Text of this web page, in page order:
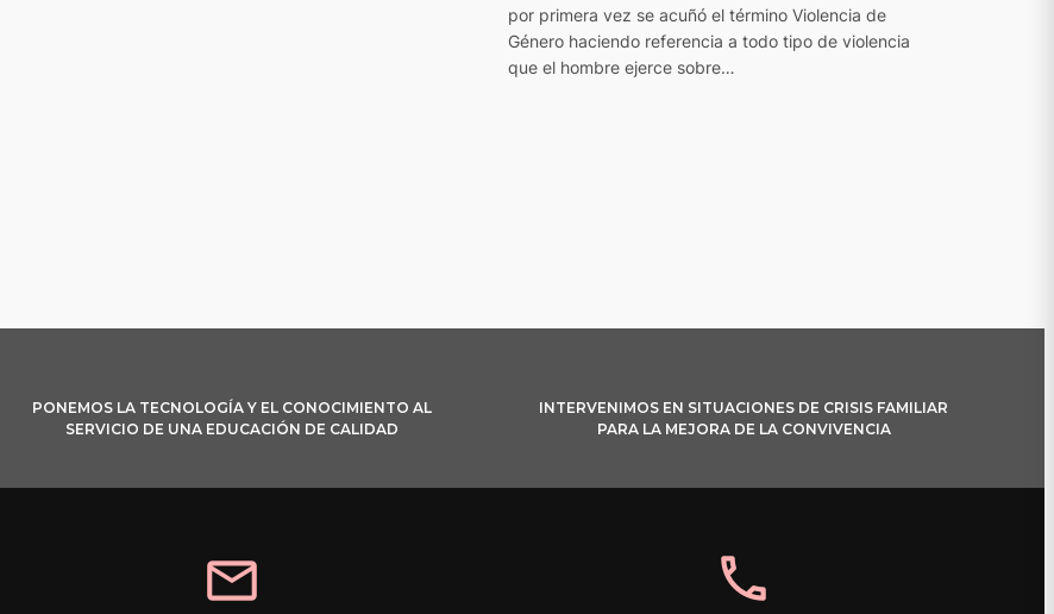
por primera vez se acuñó el término Violencia de
Género haciendo referencia a todo tipo de violencia
que el hombre ejerce sobre…
PONEMOS LA TECNOLOGÍA Y EL CONOCIMIENTO AL
SERVICIO DE UNA EDUCACIÓN DE CALIDAD
INTERVENIMOS EN SITUACIONES DE CRISIS FAMILIAR
PARA LA MEJORA DE LA CONVIVENCIA
mail phone